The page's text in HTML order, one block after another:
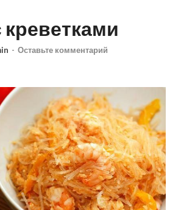
- Оставьте комментарий